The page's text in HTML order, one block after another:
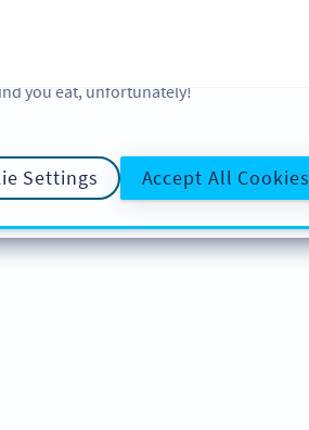
you eat, unfortunately!
Settings Accept All Cookies